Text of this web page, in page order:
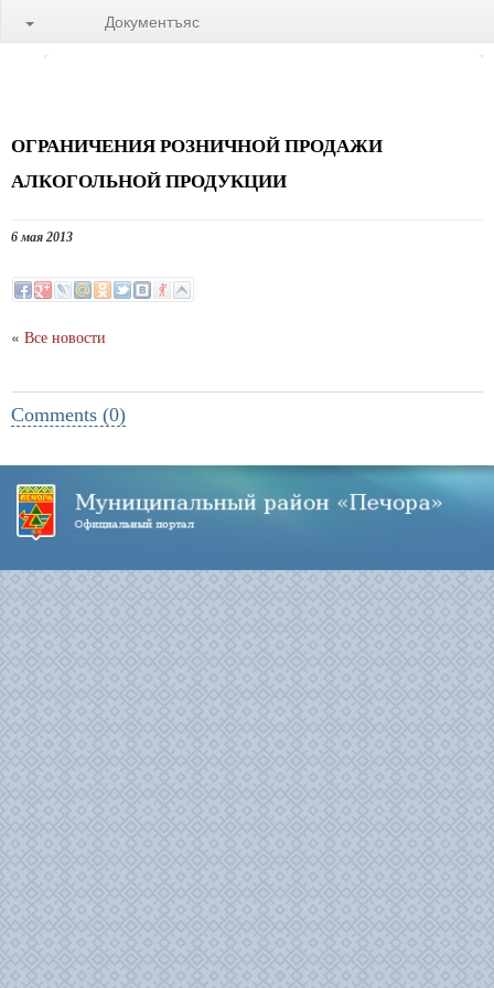
Документъяс
ОГРАНИЧЕНИЯ РОЗНИЧНОЙ ПРОДАЖИ
АЛКОГОЛЬНОЙ ПРОДУКЦИИ
6 мая 2013
« Все новости
Comments (0)